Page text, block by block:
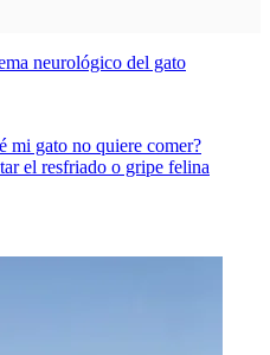
neurológico del gato
mi gato no quiere comer?
el resfriado o gripe felina